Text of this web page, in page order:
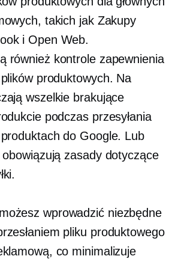
takich jak Zakupy
i Open Web.
również kontrole zapewnienia
produktowych. Na
wszelkie brakujące
podczas przesyłania
do Google. Lub
zasady dotyczące
wprowadzić niezbędne
pliku produktowego
co minimalizuje